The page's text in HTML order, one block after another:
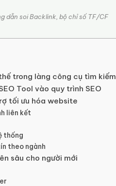
dẫn soi Backlink, bộ chỉ số TF/CF
trong làng công cụ tìm kiếm
Tool vào quy trình SEO
tối ưu hóa website
liên kết
thống
theo ngành
sâu cho người mới